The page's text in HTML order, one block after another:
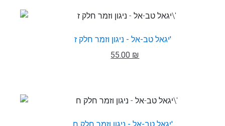
יגאל טב-אל - ניגון וזמר חלק ז'
55.00 ₪